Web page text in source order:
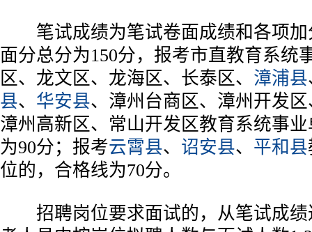
笔试成绩为笔试卷面成绩和各项加
面分总分为150分，报考市直教育系统
区、龙文区、龙海区、长泰区、 漳浦县
县、 华安县、漳州台商区、漳州开发
漳州高新区、常山开发区教育系统事
为90分；报考云霄县、 诏安县、 平和县
位的，合格线为70分。
招聘岗位要求面试的，从笔试成绩